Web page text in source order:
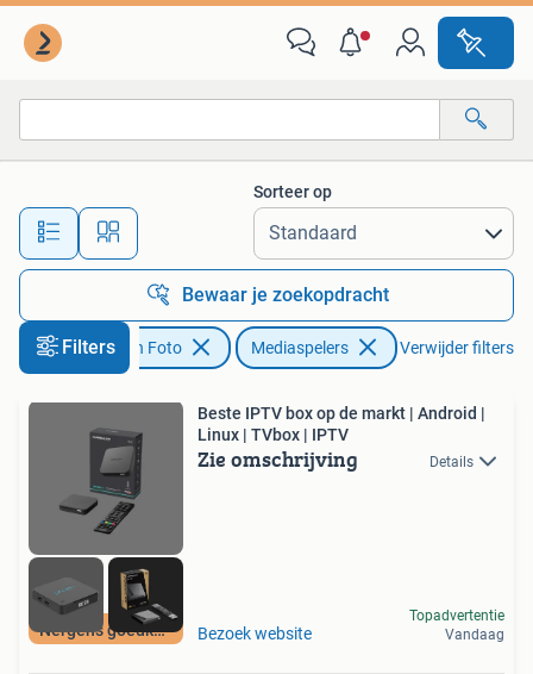
Alle afstanden…
Sorteer op
Bewaar je zoekopdracht
Filters
Audio, Tv en Foto Mediaspelers Verwijder filters
Nergens goedkoper
Beste IPTV box op de markt | Android |
Linux | TVbox | IPTV
Zie omschrijving Details
Bezoek website
Topadvertentie
Vandaag